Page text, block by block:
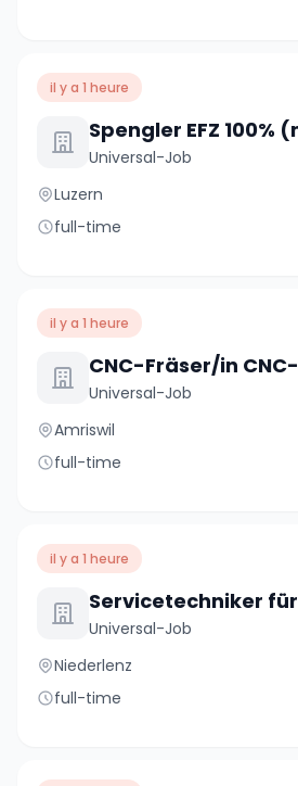
il y a 1 heure
Spengler EFZ 100%
Universal-Job
Luzern
full-time
il y a 1 heure
Universal-Job
Amriswil
full-time
il y a 1 heure
Universal-Job
Niederlenz
full-time